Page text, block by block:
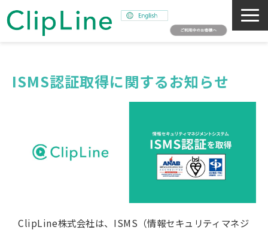
事業紹介
サステナビリティ
ISMS認証取得に関するお知らせ
ClipLine株式会社は、ISMS（情報セキュリティマネジ